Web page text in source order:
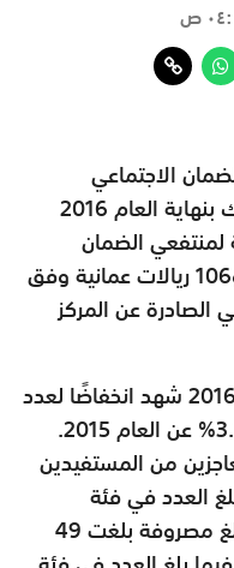
الاجتماعي
بالسلطنة 81 ألفًا و942 حالة وذلك بنهاية العام 2016
لمنتفعي الضمان
الاجتماعي 119 مليونًا و129 ألفًا و106 ريالات عمانية وفق
عن المركز
وأشارت الإحصائيات إلى أن العام 2016 شهد انخفاضًا لعدد
من المستفيدين
71.4% إذ بلغ العدد في فئة
الشيخوخة 33 ألفًا و132 حالة بمبالغ مصروفة بلغت 49